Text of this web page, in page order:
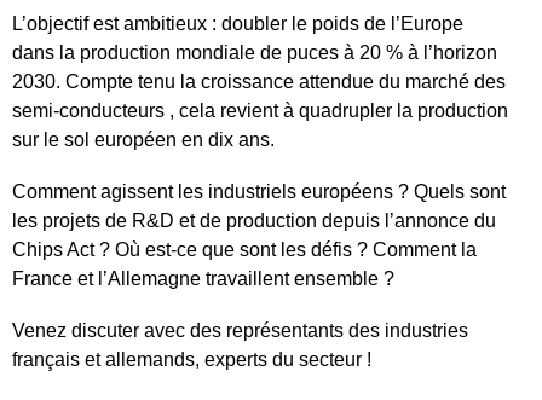
L’objectif est ambitieux : doubler le poids de l’Europe
dans la production mondiale de puces à 20 % à l’horizon
2030. Compte tenu la croissance attendue du marché des
semi-conducteurs , cela revient à quadrupler la production
sur le sol européen en dix ans.
Comment agissent les industriels européens ? Quels sont
les projets de R&D et de production depuis l’annonce du
Chips Act ? Où est-ce que sont les défis ? Comment la
France et l’Allemagne travaillent ensemble ?
Venez discuter avec des représentants des industries
français et allemands, experts du secteur !